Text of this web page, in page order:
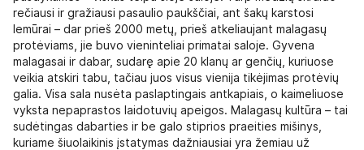
rečiausi ir gražiausi pasaulio paukščiai, ant šakų karstosi
lemūrai – dar prieš 2000 metų, prieš atkeliaujant malagasų
protėviams, jie buvo vieninteliai primatai saloje. Gyvena
malagasai ir dabar, sudarę apie 20 klanų ar genčių, kuriuose
veikia atskiri tabu, tačiau juos visus vienija tikėjimas protėvių
galia. Visa sala nusėta paslaptingais antkapiais, o kaimeliuose
vyksta nepaprastos laidotuvių apeigos. Malagasų kultūra – tai
sudėtingas dabarties ir be galo stiprios praeities mišinys,
kuriame šiuolaikinis įstatymas dažniausiai yra žemiau už